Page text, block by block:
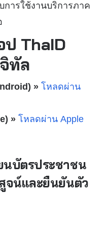
การใช้งานบริการภาค
ป ThaID
ทัล
» โหลดผ่าน
» โหลดผ่าน Apple
นบัตรประชาชน
จน์และยืนยันตัว